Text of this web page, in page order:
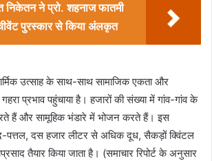
निकेतन ने प्रो. शहनाज फातमी
पुरस्कार से किया अंलकृत
उत्साह के साथ-साथ सामाजिक एकता और
प्रभाव पहुंचाया है। हजारों की संख्या में गांव-गांव के
हैं और सामूहिक भंडारे में भोजन करते हैं। इस
पत्तल, दस हजार लीटर से अधिक दूध, सैकड़ों क्विंटल
तैयार किया जाता है। (समाचार रिपोर्ट के अनुसार